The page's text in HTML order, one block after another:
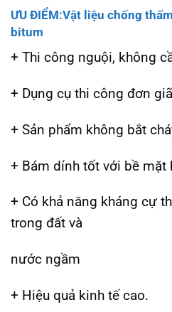
ƯU ĐIỂM:Vật liệu chống
bitum
+ Thi công nguội, không
+ Dụng cụ thi công đơn
+ Sản phẩm không bắt
+ Bám dính tốt với bề
+ Có khả năng kháng cự
trong đất và
nước ngầm
+ Hiệu quả kinh tế cao.